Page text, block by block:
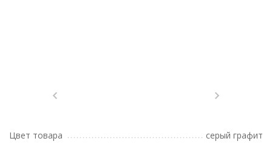
Цвет товара
серый графит